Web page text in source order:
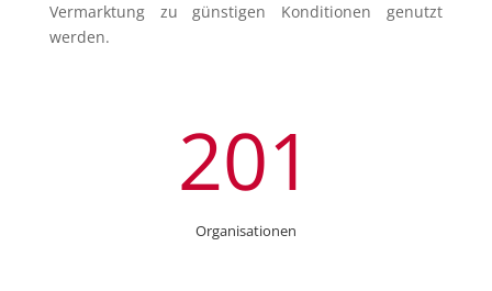
Vermarktung zu günstigen Konditionen genutzt
werden.
201
Organisationen